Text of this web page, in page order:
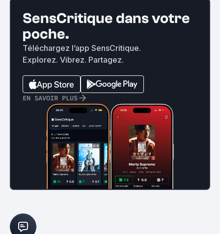
SensCritique dans votre
poche.
Téléchargez l’app SensCritique.
Explorez. Vibrez. Partagez.
EN SAVOIR PLUS